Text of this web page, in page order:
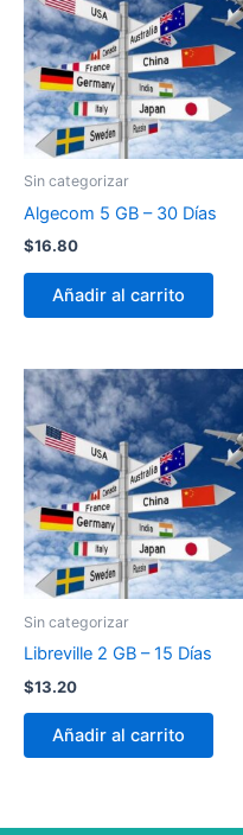
Sin categorizar
Algecom 5 GB – 30 Días
$16.80
Añadir al carrito
Sin categorizar
Libreville 2 GB – 15 Días
$13.20
Añadir al carrito